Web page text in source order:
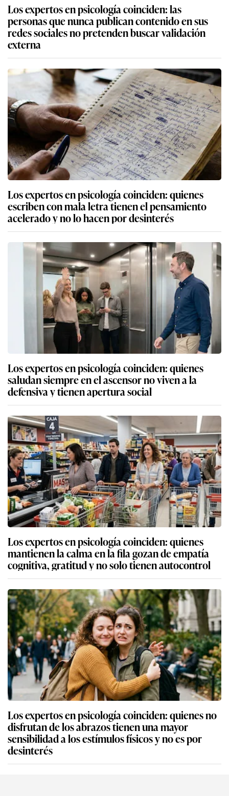
Los expertos en psicología coinciden: las
personas que nunca publican contenido en sus
redes sociales no pretenden buscar validación
externa
Los expertos en psicología coinciden: quienes
escriben con mala letra tienen el pensamiento
acelerado y no lo hacen por desinterés
Los expertos en psicología coinciden: quienes
saludan siempre en el ascensor no viven a la
defensiva y tienen apertura social
Los expertos en psicología coinciden: quienes
mantienen la calma en la fila gozan de empatía
cognitiva, gratitud y no solo tienen autocontrol
Los expertos en psicología coinciden: quienes no
disfrutan de los abrazos tienen una mayor
sensibilidad a los estímulos físicos y no es por
desinterés